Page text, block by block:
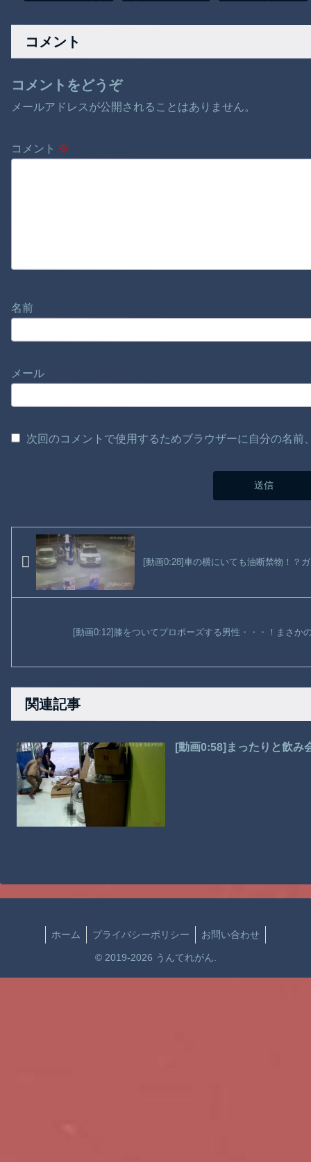
ぎ】
コメント
コメントをどうぞ
メールアドレスが公開されることはありません。
コメント ※
名前
メール
次回のコメントで使用するためブラウザーに自分の名
[動画0:28]車の横にいても油断禁物！？
[動画0:12]膝をついてプロポーズする男性・・・！まさか
関連記事
[動画0:58]まったりと飲み
ホーム プライバシーポリシー お問い合わせ
© 2019-2026 うんてれがん.